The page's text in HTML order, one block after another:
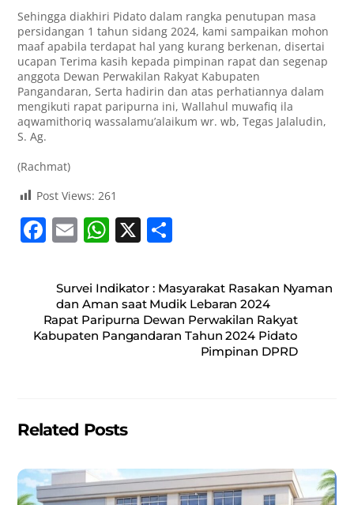
Sehingga diakhiri Pidato dalam rangka penutupan masa
persidangan 1 tahun sidang 2024, kami sampaikan mohon
maaf apabila terdapat hal yang kurang berkenan, disertai
ucapan Terima kasih kepada pimpinan rapat dan segenap
anggota Dewan Perwakilan Rakyat Kabupaten
Pangandaran, Serta hadirin dan atas perhatiannya dalam
mengikuti rapat paripurna ini, Wallahul muwafiq ila
aqwamithoriq wassalamu’alaikum wr. wb, Tegas Jalaludin,
S. Ag.
(Rachmat)
Post Views: 261
F
c
e
b
E
ai
l
W
at
s
A
X
ar
e
Survei Indikator : Masyarakat Rasakan Nyaman
dan Aman saat Mudik Lebaran 2024
Rapat Paripurna Dewan Perwakilan Rakyat
Kabupaten Pangandaran Tahun 2024 Pidato
Pimpinan DPRD
Related Posts